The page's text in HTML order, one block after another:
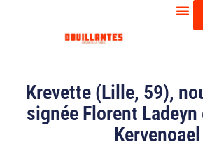
Krevette (Lille, 59),
signée Florent Ladeyn
Kervenoael